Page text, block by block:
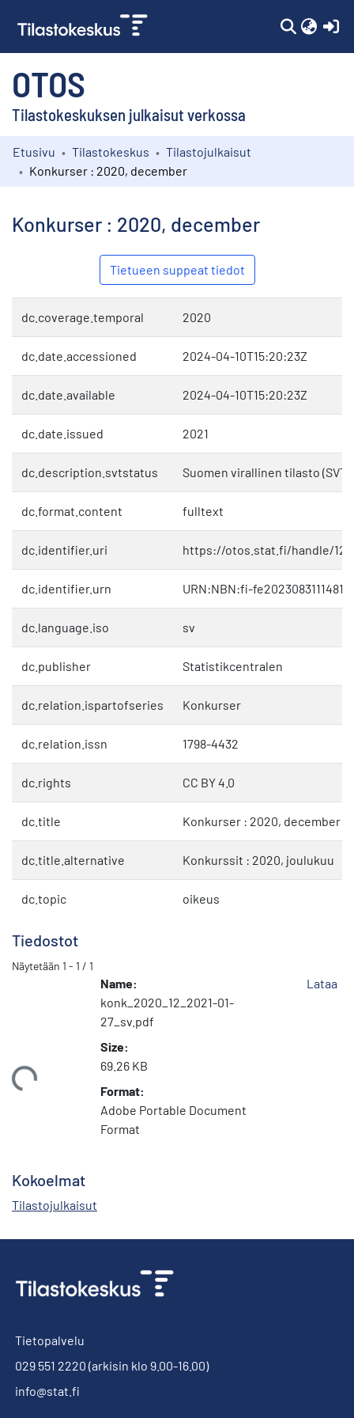
OTOS
Tilastokeskuksen julkaisut verkossa
Kokoelmat
Etusivu Tilastokeskus
Tilastojulkaisut
Konkurser : 2020, december
Konkurser : 2020, december
Tietueen suppeat tiedot
dc.coverage.temporal 2020
dc.date.accessioned 2024-04-10T15:20:23Z
dc.date.available 2024-04-10T15:20:23Z
dc.date.issued 2021
dc.description.svtstatus Suomen virallinen tilasto (SVT)
dc.format.content fulltext
dc.identifier.uri https://otos.stat.fi/handle/
dc.identifier.urn URN:NBN:fi-fe20230831114818
dc.language.iso sv
dc.publisher Statistikcentralen
dc.relation.ispartofseries Konkurser
dc.relation.issn 1798-4432
dc.rights CC BY 4.0
dc.title Konkurser : 2020, december
dc.title.alternative Konkurssit : 2020, joulukuu
dc.topic oikeus
Tiedostot
Näytetään 1 - 1 / 1
Name:
konk_2020_12_2021-01-
27_sv.pdf
Size:
69.26 KB
Format:
Adobe Portable Document
Format
Lataa
Kokoelmat
Tilastojulkaisut
Tietopalvelu
029 551 2220 (arkisin klo 9.00-16.00)
info@stat.fi